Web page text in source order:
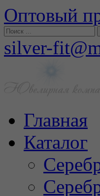
Оптовый
silver-
Главная
Каталог